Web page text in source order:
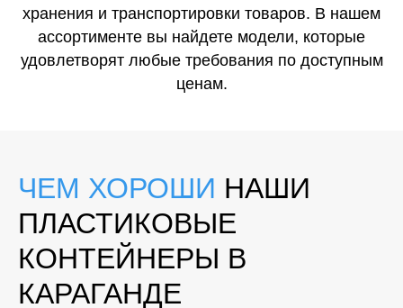
хранения и транспортировки товаров. В нашем
ассортименте вы найдете модели, которые
удовлетворят любые требования по доступным
ценам.
ЧЕМ ХОРОШИ НАШИ
ПЛАСТИКОВЫЕ
КОНТЕЙНЕРЫ В
КАРАГАНДЕ